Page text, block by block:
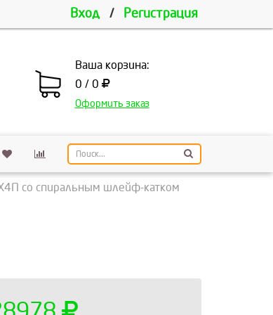
Вход / Регистрация
Ваша корзина:
0 / 0
Оформить заказ
со спиральным шлейф-катком